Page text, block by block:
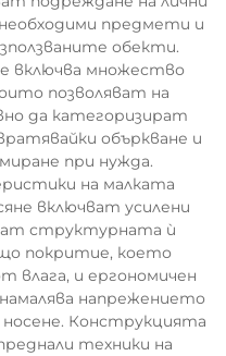
предмети и
обекти.
включва множество
позволяват на
да категоризират
объркване и
при нужда.
на малката
включват усилени
структурната ѝ
покритие, което
влага, и ергономичен
напрежението
Конструкцията
техники на